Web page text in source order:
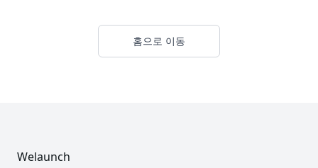
홈으로 이동
Welaunch